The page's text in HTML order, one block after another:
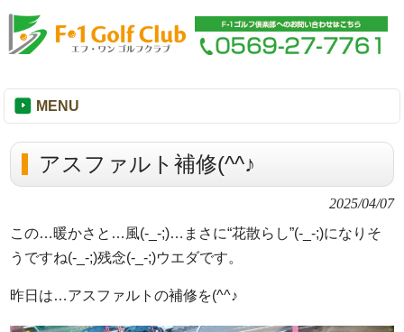
MENU
アスファルト補修(^^♪
2025/04/07
この…暖かさと…風(-_-;)…まさに“花散らし”(-_-;)になりそ
うですね(-_-;)残念(-_-;)ウエダです。
昨日は…アスファルトの補修を(^^♪